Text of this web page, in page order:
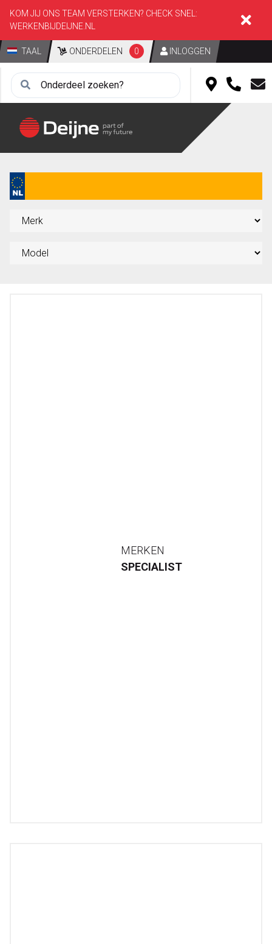
KOM JIJ ONS TEAM VERSTERKEN? CHECK SNEL:
WERKENBIJDEIJNE.NL
TAAL ONDERDELEN 0 INLOGGEN
MERKEN
SPECIALIST